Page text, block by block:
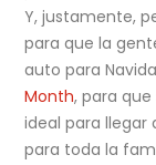
Y, justamente,
para que la
auto para
Month, para
ideal para llegar
para toda la